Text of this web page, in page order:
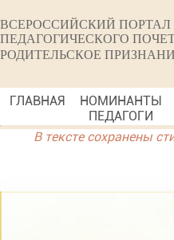
ВСЕРОССИЙСКИЙ ПОРТАЛ
ПЕДАГОГИЧЕСКОГО
РОДИТЕЛЬСКОЕ
ГЛАВНАЯ
НОМИНАНТЫ
ПЕДАГОГИ
В тексте сохранены